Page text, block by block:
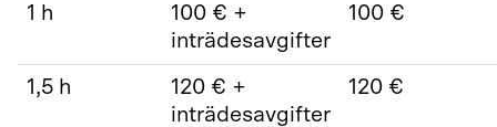
1 h
100 € +
inträdesavgifter
100 €
1,5 h
120 € +
inträdesavgifter
120 €